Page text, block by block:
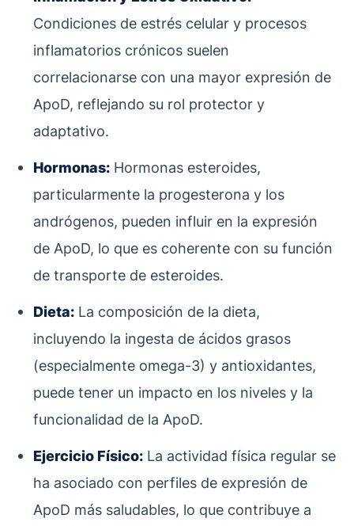
Condiciones de estrés celular y procesos
inflamatorios crónicos suelen
correlacionarse con una mayor expresión de
ApoD, reflejando su rol protector y
adaptativo.
Hormonas: Hormonas esteroides,
particularmente la progesterona y los
andrógenos, pueden influir en la expresión
de ApoD, lo que es coherente con su función
de transporte de esteroides.
Dieta: La composición de la dieta,
incluyendo la ingesta de ácidos grasos
(especialmente omega-3) y antioxidantes,
puede tener un impacto en los niveles y la
funcionalidad de la ApoD.
Ejercicio Físico: La actividad física regular se
ha asociado con perfiles de expresión de
ApoD más saludables, lo que contribuye a